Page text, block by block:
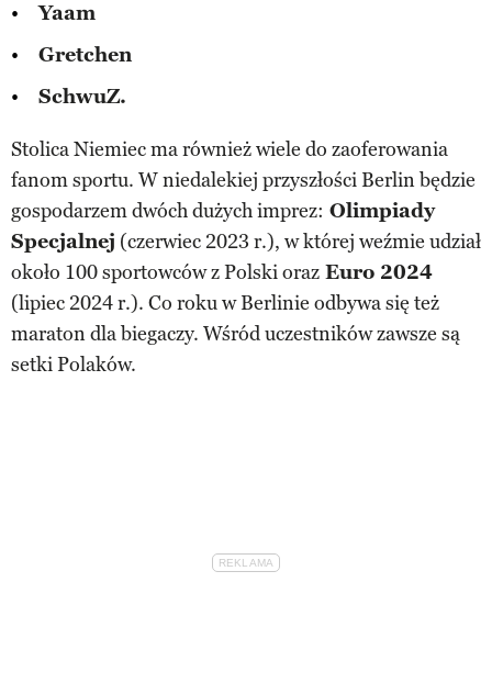
Yaam
Gretchen
SchwuZ.
Stolica Niemiec ma również wiele do zaoferowania
fanom sportu. W niedalekiej przyszłości Berlin będzie
gospodarzem dwóch dużych imprez: Olimpiady
Specjalnej (czerwiec 2023 r.), w której weźmie udział
około 100 sportowców z Polski oraz Euro 2024
(lipiec 2024 r.). Co roku w Berlinie odbywa się też
maraton dla biegaczy. Wśród uczestników zawsze są
setki Polaków.